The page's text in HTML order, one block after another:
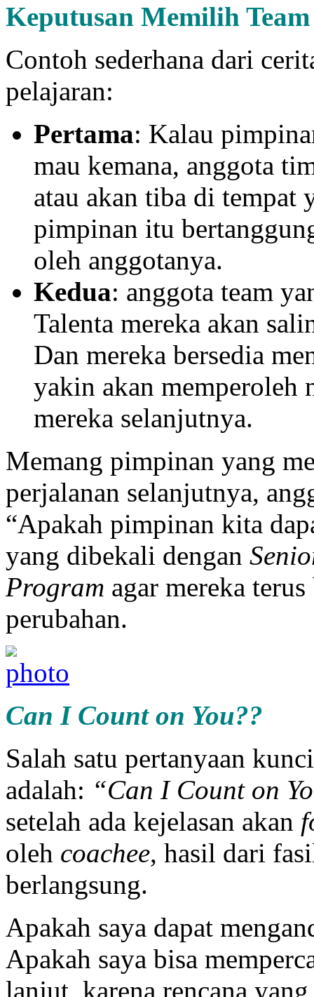
Keputusan Memilih Team
Contoh sederhana dari
pelajaran:
Pertama: Kalau
mau kemana, anggota
atau akan tiba di
pimpinan itu
oleh anggotanya.
Kedua: anggota team
Talenta mereka akan
Dan mereka bersedia
yakin akan memperoleh
mereka selanjutnya.
Memang pimpinan yang
perjalanan selanjutnya,
“Apakah pimpinan kita
yang dibekali dengan
Program agar mereka
perubahan.
Can I Count on You??
Salah satu pertanyaan
adalah: “Can I Count on
setelah ada kejelasan akan
oleh coachee, hasil dari
berlangsung.
Apakah saya dapat
Apakah saya bisa
lanjut, karena rencana